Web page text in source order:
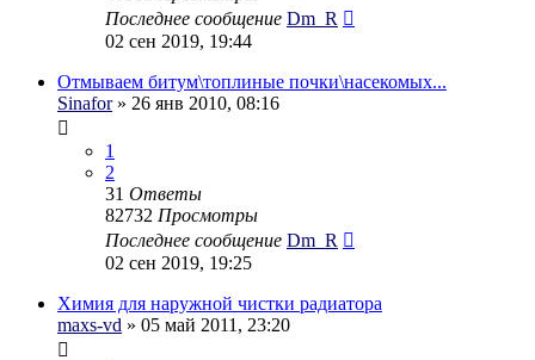
Последнее сообщение Dm_R
02 сен 2019, 19:44
Отмываем битум\топлиные почки\насекомых...
Sinafor» 26 янв 2010, 08:16
1
2
31 Ответы
82732 Просмотры
Последнее сообщение Dm_R
02 сен 2019, 19:25
Химия для наружной чистки радиатора
maxs-vd » 05 май 2011, 23:20